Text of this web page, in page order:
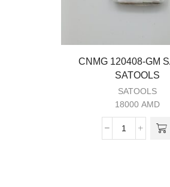
CNMG 120408-GM
SATOOLS
SATOOLS
18000AMD